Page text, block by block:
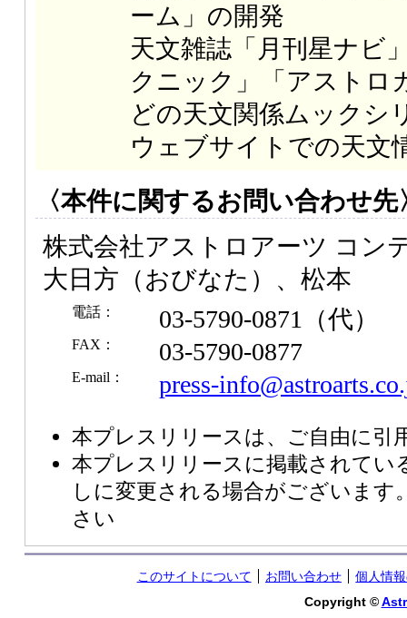
ーム」の開発
天文雑誌「月刊星ナビ
クニック」「アストロ
どの天文関係ムックシ
ウェブサイトでの天文
〈本件に関するお問い合わせ先
株式会社アストロアーツ コン
大日方（おびなた）、松本
電話： 03-5790-0871（代）
FAX： 03-5790-0877
E-mail： press-
本プレスリリースは、ご自由に引
本プレスリリースに掲載されてい
しに変更される場合がございます
さい
このサイトについて お問い合わせ
個人情
Copyright ©